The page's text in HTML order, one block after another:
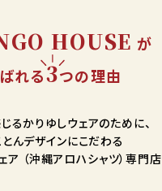
HOUSE が
れる3つの理由
るかりゆしウェアのために、
とんデザインにこだわる
ア （沖縄アロハシャツ）専門店